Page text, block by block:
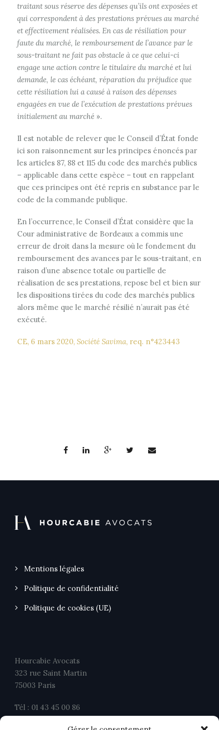
traitant sous réserve des dépenses qu’ils ont exposées et
qui correspondent à des prestations prévues au marché
et effectivement réalisées. En cas de résiliation pour
faute du marché, le remboursement de l’avance par le
sous-traitant ne fait pas obstacle à ce que celui-ci
engage une action contre le titulaire du marché et lui
demande, le cas échéant, réparation du préjudice que
cette résiliation lui a causé à raison des dépenses
engagées en vue de l’exécution de prestations prévues
initialement au marché ».
Il est notable de relever que le Conseil d’État fonde
ici son raisonnement sur les principes énoncés par
les articles 87, 88 et 115 du code des marchés publics
– applicable dans cette espèce – tout en rappelant
que ces principes ont été repris en substance par le
code de la commande publique.
En l’occurrence, le Conseil d’État considère que la
Cour administrative de Bordeaux a commis une
erreur de droit dans la mesure où le fondement du
remboursement des avances par le sous-traitant, en
raison d’une absence totale ou partielle de
réalisation de ses prestations, repose bel et bien sur
les dispositions tirées du code des marchés publics
alors même que le marché résilié n’aurait pas été
exécuté.
CE, 6 mars 2020, Société Savima, req. n°423443
Mentions légales
Politique de confidentialité
Politique de cookies (UE)
Hourcabie Avocats
323 rue Saint Martin
75003 Paris
Tél : 01 43 45 00 86